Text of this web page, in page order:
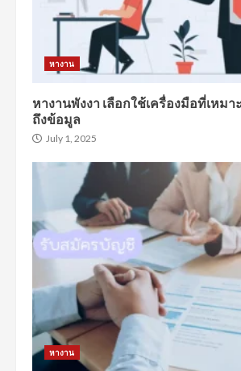
หางาน
หางานพังงา เลือกใช้เครื่องมือที่เหมา
ถึงข้อมูล
July 1, 2025
หางาน